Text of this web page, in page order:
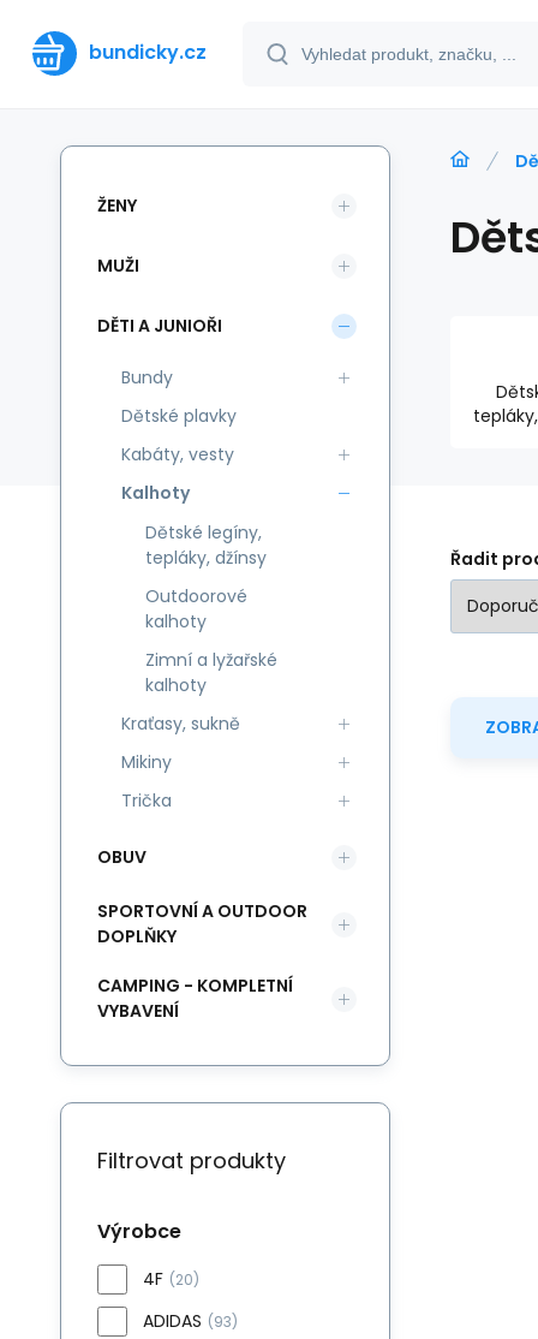
bundicky.cz
Řadit
ŽENY
MUŽI
DĚTI A JUNIOŘI
Bundy
Dětské plavky
Kabáty, vesty
Kalhoty
Dětské legíny,
tepláky, džínsy
Outdoorové
kalhoty
Zimní a lyžařské
kalhoty
Kraťasy, sukně
Mikiny
Trička
OBUV
SPORTOVNÍ A OUTDOOR
DOPLŇKY
CAMPING - KOMPLETNÍ
VYBAVENÍ
Filtrovat produkty
Výrobce
4F (20)
ADIDAS (93)